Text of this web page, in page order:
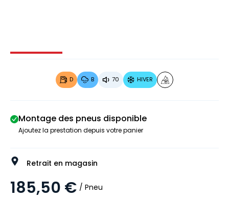
Image 1 sur 4
D B 70 HIVER
Montage des pneus disponible
Ajoutez la prestation depuis votre panier
Retrait en magasin
185,50 € / Pneu